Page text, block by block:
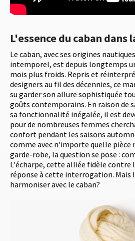
L'essence du caban dans
Le caban, avec ses origines
intemporel, est depuis longtemps
mois plus froids. Repris et
designers au fil des décennies, ce
su garder son allure sophistiquée
goûts contemporains. En raison de
sa fonctionnalité inégalée, il est
pour de nombreuses femmes
confort pendant les saisons
comme avec n'importe quelle pièce
garde-robe, la question se pose :
L'écharpe, cette alliée fidèle contre
réponse à cette interrogation. Mais
harmoniser avec le caban?